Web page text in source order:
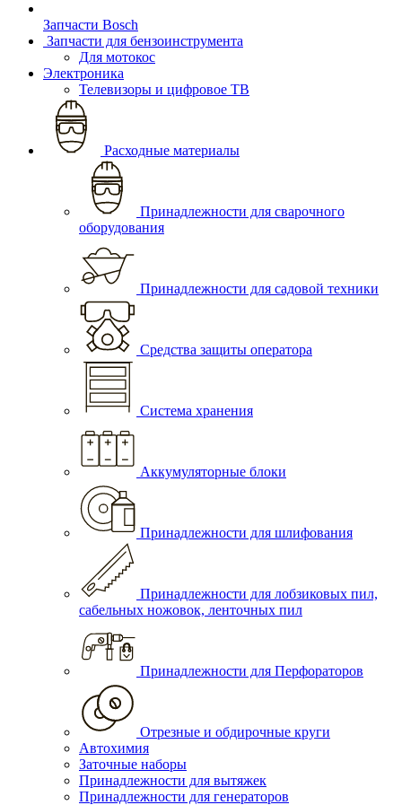
Запчасти Bosch
Запчасти для бензоинструмента
Для мотокос
Электроника
Телевизоры и цифровое ТВ
Расходные материалы
Принадлежности для сварочного
оборудования
Принадлежности для садовой техники
Средства защиты оператора
Система хранения
Аккумуляторные блоки
Принадлежности для шлифования
Принадлежности для лобзиковых пил,
сабельных ножовок, ленточных пил
Принадлежности для Перфораторов
Отрезные и обдирочные круги
Автохимия
Заточные наборы
Принадлежности для вытяжек
Принадлежности для генераторов